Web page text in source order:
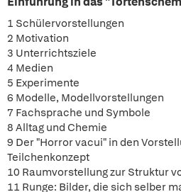
1 Schülervorstellungen
2 Motivation
3 Unterrichtsziele
4 Medien
5 Experimente
6 Modelle, Modellvorstellungen
7 Fachsprache und Symbole
8 Alltag und Chemie
9 Der "Horror vacui" in den
Teilchenkonzept
10 Raumvorstellung zur Struktur
11 Runge: Bilder, die sich selber